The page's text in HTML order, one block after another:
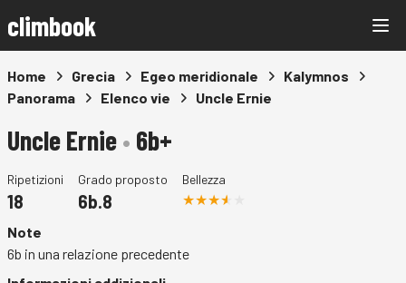
climbook
Home Grecia Egeo meridionale
Kalymnos
Panorama
Elenco vie Uncle Ernie
Uncle Ernie• 6b+
Ripetizioni
18
Grado proposto
6b.8
Bellezza
Note
6b in una relazione precedente